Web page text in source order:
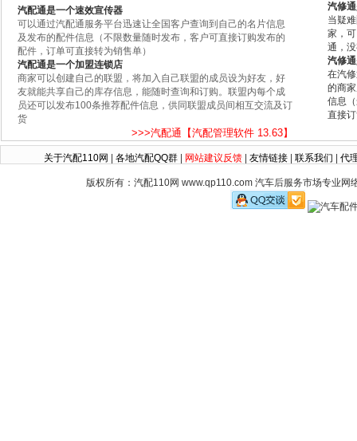
汽配通是一个速效宣传器
可以通过汽配通服务平台迅速让全国客户查询到自己的名片信息
及发布的配件信息（不限数量随时发布，客户可直接订购发布的
配件，订单可直接转为销售单）
汽配通是一个加盟连锁店
商家可以创建自己的联盟，将加入自己联盟的成员设为好友，好
友就能共享自己的库存信息，能随时查询和订购。联盟内每个成
员还可以发布100条推荐配件信息，供同联盟成员间相互交流及订
货
>>>汽配通【汽配管理软件 13.63】
汽修
当疑
家，
通，
汽修
在汽
的商
信息
直接
关于汽配110网 各地汽配QQ群 网站建议反馈 友情链接 联系我们 代
版权所有：汽配110网 www.qp110.com 汽车后服务市场专业网